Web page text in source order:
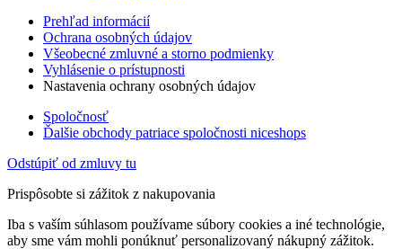
Prehľad informácií
Ochrana osobných údajov
Všeobecné zmluvné a storno podmienky
Vyhlásenie o prístupnosti
Nastavenia ochrany osobných údajov
Spoločnosť
Ďalšie obchody patriace spoločnosti niceshops
Odstúpiť od zmluvy tu
Prispôsobte si zážitok z nakupovania
Iba s vaším súhlasom používame súbory cookies a iné technológie,
aby sme vám mohli ponúknuť personalizovaný nákupný zážitok.